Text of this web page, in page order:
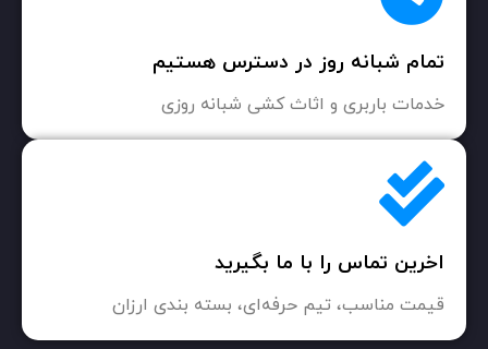
تمام شبانه روز در دسترس هستیم
خدمات باربری و اثاث کشی شبانه روزی
اخرین تماس را با ما بگیرید
قیمت مناسب، تیم حرفه‌ای، بسته بندی ارزان